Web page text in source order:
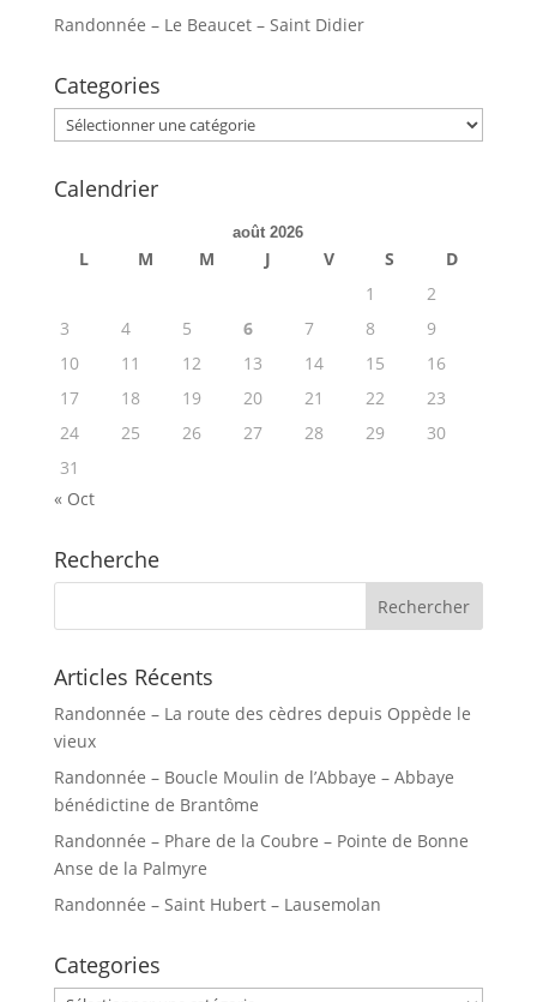
Randonnée – Le Beaucet – Saint Didier
Categories
Categories
Calendrier
août 2026
L M M J V S
D
1
2
3
4 5 6 7 8
9
10
11 12 13 14 15
16
17
18 19 20 21 22
23
24
25 26 27 28 29
30
31
« Oct
Recherche
Articles Récents
Randonnée – La route des cèdres depuis Oppède le
vieux
Randonnée – Boucle Moulin de l’Abbaye – Abbaye
bénédictine de Brantôme
Randonnée – Phare de la Coubre – Pointe de Bonne
Anse de la Palmyre
Randonnée – Saint Hubert – Lausemolan
Categories